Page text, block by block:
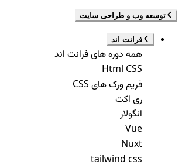
توسعه وب و طراحی سایت
فرانت اند
همه دوره های فرانت اند
Html CSS
فریم ورک های CSS
ری اکت
انگولار
Vue
Nuxt
tailwind css